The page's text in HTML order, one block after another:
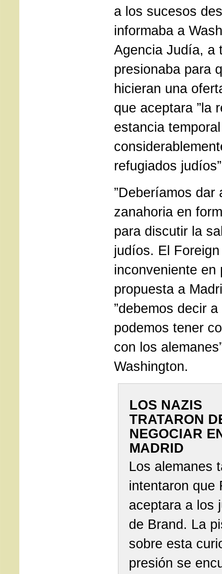
a los sucesos
informaba a
Agencia Judía, a
presionaba para
hicieran una
que aceptara ”la
estancia
refugiados
”Deberíamos dar
zanahoria en
para discutir la
judíos. El
inconveniente en
propuesta a
”debemos decir
podemos tener
con los
Washington.
LOS NAZIS
TRATARON
NEGOCIAR
MADRID
Los alemanes
intentaron que
aceptara a los
de Brand. La
sobre esta
presión se